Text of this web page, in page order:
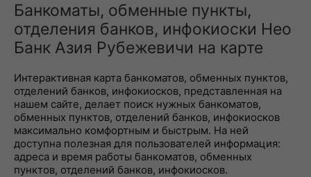
Банкоматы, обменные пункты,
отделения банков, инфокиоски Нео
Банк Азия Рубежевичи на карте
Интерактивная карта банкоматов, обменных пунктов,
отделений банков, инфокиосков, представленная на
нашем сайте, делает поиск нужных банкоматов,
обменных пунктов, отделений банков, инфокиосков
максимально комфортным и быстрым. На ней
доступна полезная для пользователей информация:
адреса и время работы банкоматов, обменных
пунктов, отделений банков, инфокиосков.